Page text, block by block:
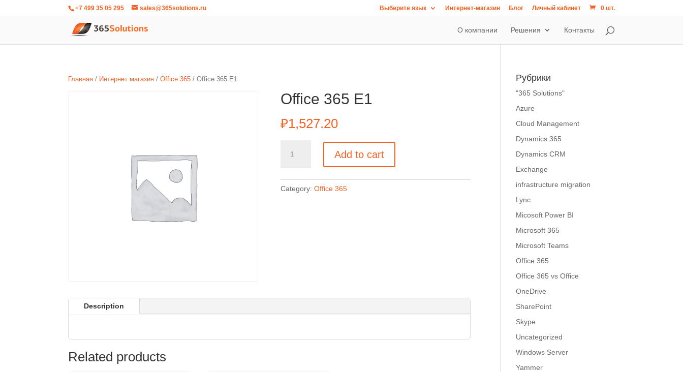
+7 499 35 05 295 sales@365solutions.ru Выберите язык Интернет-магазин Блог Личный кабинет 0 шт.
О компании Решения Контакты
Главная / Интернет магазин /Office 365 / Office 365 E1
Office 365 E1
₽1,527.20
365
quantity
Add to cart
Category: Office 365
Description
Related products
Рубрики
"365 Solutions"
Azure
Cloud Management
Dynamics 365
Dynamics CRM
Exchange
infrastructure migration
Lync
Micosoft Power BI
Microsoft 365
Microsoft Teams
Office 365
Office 365 vs Office
OneDrive
SharePoint
Skype
Uncategorized
Windows Server
Yammer